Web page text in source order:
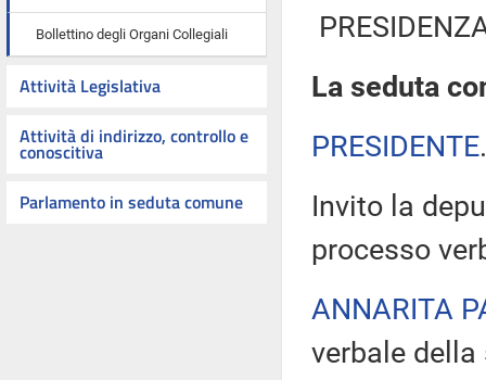
Bollettino degli Organi Collegiali
Attività Legislativa
Attività di indirizzo, controllo e
conoscitiva
Parlamento in seduta comune
La seduta
PRESIDENTE
Invito la
processo
ANNARITA
verbale